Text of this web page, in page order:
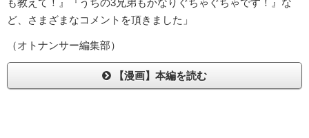
も教えて！』『うちの3兄弟もかなりぐちゃぐちゃです！』な
ど、さまざまなコメントを頂きました」
（オトナンサー編集部）
【漫画】本編を読む